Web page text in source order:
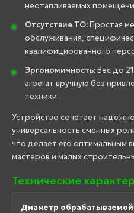
неотапливаемых
Отсутствие ТО:Простая
обслуживания,
квалифицированного
Эргономичность:Вес до
агрегат вручную без
техники.
Устройство сочетает
универсальность сменных
что делает его оптимальным
мастеров и малых
Технические
Диаметр